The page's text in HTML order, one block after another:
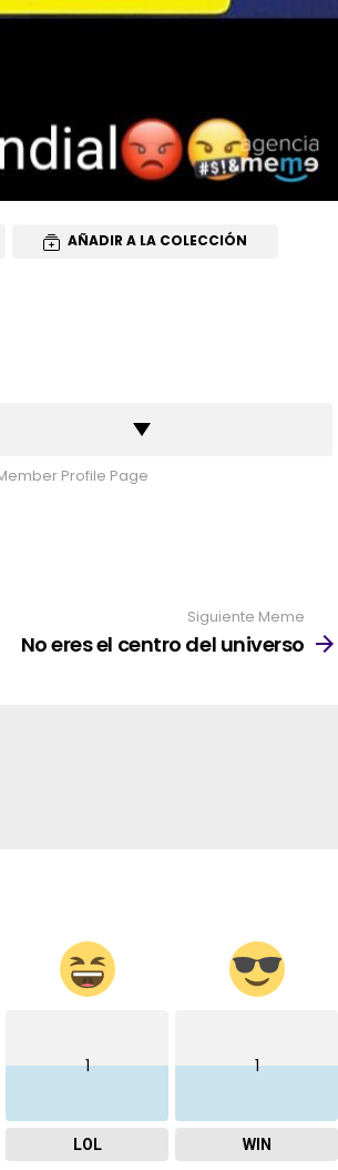
AÑADIR A LA COLECCIÓN
Profile Page
Siguiente Meme
No eres el centro del universo
1
LOL
1
WIN